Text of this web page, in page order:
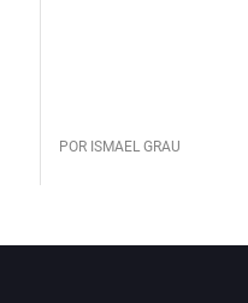
POR ISMAEL GRAU